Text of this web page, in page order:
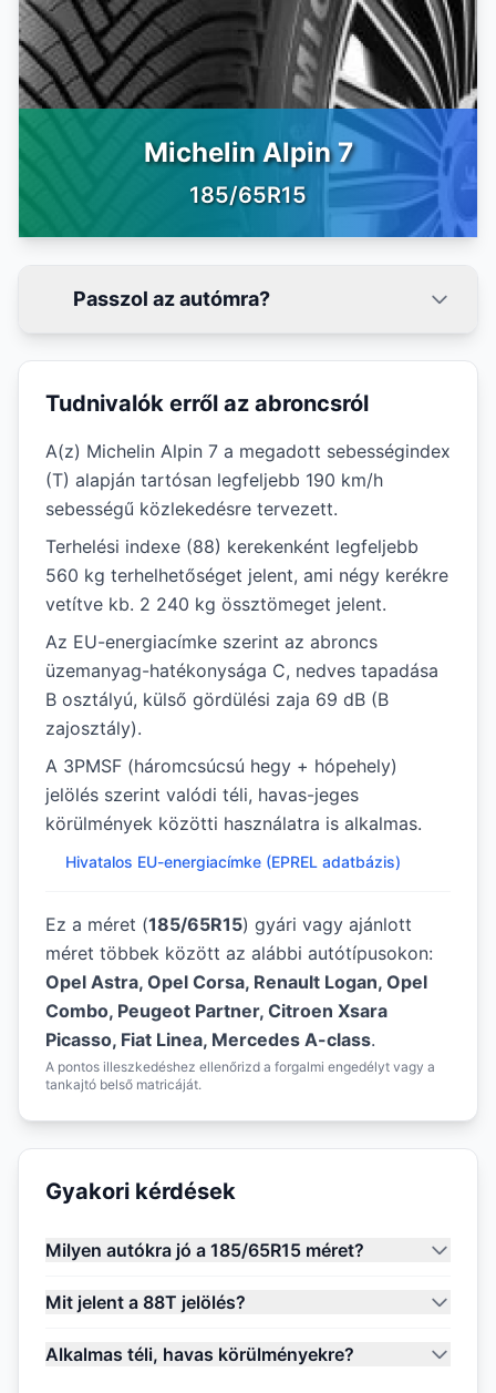
Michelin Alpin 7
185/65R15
Passzol az autómra?
Tudnivalók erről az abroncsról
A(z) Michelin Alpin 7 a megadott sebességindex
(T) alapján tartósan legfeljebb 190 km/h
sebességű közlekedésre tervezett.
Terhelési indexe (88) kerekenként legfeljebb
560 kg terhelhetőséget jelent, ami négy kerékre
vetítve kb. 2 240 kg össztömeget jelent.
Az EU-energiacímke szerint az abroncs
üzemanyag-hatékonysága C, nedves tapadása
B osztályú, külső gördülési zaja 69 dB (B
zajosztály).
A 3PMSF (háromcsúcsú hegy + hópehely)
jelölés szerint valódi téli, havas-jeges
körülmények közötti használatra is alkalmas.
Hivatalos EU-energiacímke (EPREL adatbázis)
Ez a méret (185/65R15) gyári vagy ajánlott
méret többek között az alábbi autótípusokon:
Opel Astra, Opel Corsa, Renault Logan, Opel
Combo, Peugeot Partner, Citroen Xsara
Picasso, Fiat Linea, Mercedes A-class.
A pontos illeszkedéshez ellenőrizd a forgalmi engedélyt vagy a
tankajtó belső matricáját.
Gyakori kérdések
Milyen autókra jó a 185/65R15 méret?
Mit jelent a 88T jelölés?
Alkalmas téli, havas körülményekre?